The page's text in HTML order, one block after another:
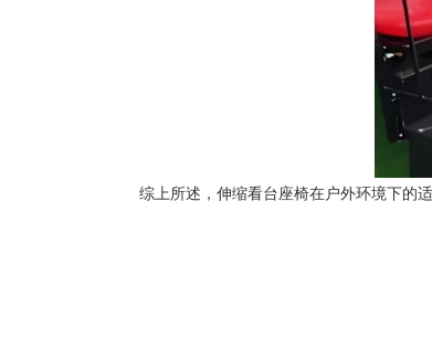
综上所述，伸缩看台座椅在户外环境下的